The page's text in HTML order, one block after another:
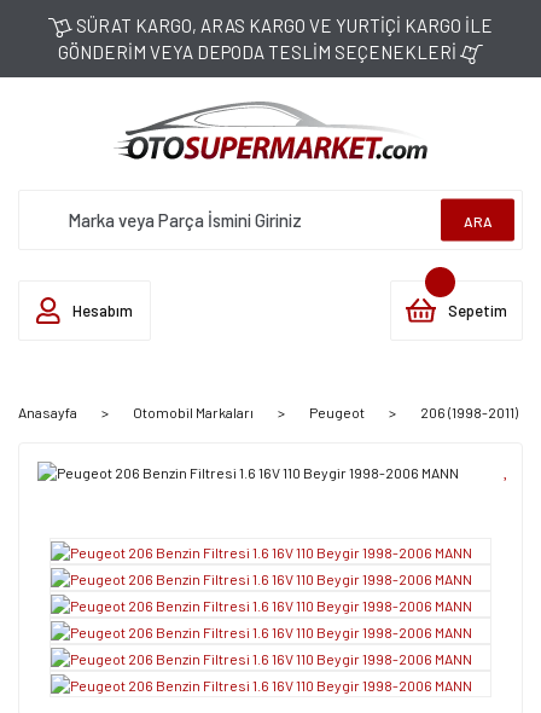
SÜRAT KARGO, ARAS KARGO VE YURTİÇİ KARGO İLE
GÖNDERİM VEYA DEPODA TESLİM SEÇENEKLERİ
ARA
Hesabım Sepetim
Anasayfa Otomobil Markaları Peugeot 206 (1998-2011)